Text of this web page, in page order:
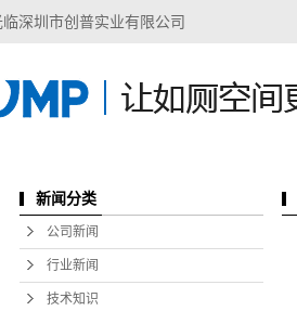
深圳市创普实业有限公司
新闻分类
公司新闻
行业新闻
技术知识